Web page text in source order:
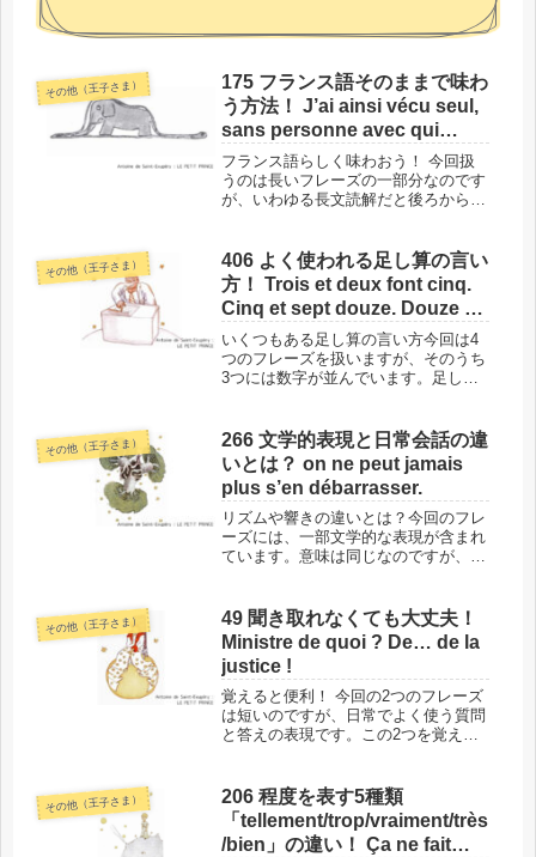
その他（王子さま）
175 フランス語そのままで味わ
う方法！ J’ai ainsi vécu seul,
sans personne avec qui
parler véritablement, jusqu’à
une panne dans le désert du
Sahara,
フランス語らしく味わおう！ 今回扱
うのは長いフレーズの一部分なのです
が、いわゆる長文読解だと後ろから訳
り替えて、フランス語そのままで味わ
ってみませんか？その方法を具体的に
ご...
その他（王子さま）
406 よく使われる足し算の言い
方！ Trois et deux font cinq.
Cinq et sept douze. Douze et
trois quinze. Bonjour.
いくつもある足し算の言い方今回は4
つのフレーズを扱いますが、そのうち
3つには数字が並んでいます。足し算
2つはそれをさらに省略した形です。
話し言葉でよく使われる、足し算の言
い...
その他（王子さま）
266 文学的表現と日常会話の違
いとは？ on ne peut jamais
plus s’en débarrasser.
リズムや響きの違いとは？今回のフレ
ーズには、一部文学的な表現が含まれ
ています。意味は同じなのですが、日
感じてみてください。このフレーズの
場所と背景では、単語に入る前に、今
回の...
その他（王子さま）
49 聞き取れなくても大丈夫！
Ministre de quoi ? De… de la
justice !
覚えると便利！ 今回の2つのフレーズ
は短いのですが、日常でよく使う質問
と答えの表現です。この2つを覚える
答えてもらったりすることができるよ
うになりますよ！このフレーズの場
所...
その他（王子さま）
206 程度を表す5種類
「tellement/trop/vraiment/très
/bien」の違い！ Ça ne fait